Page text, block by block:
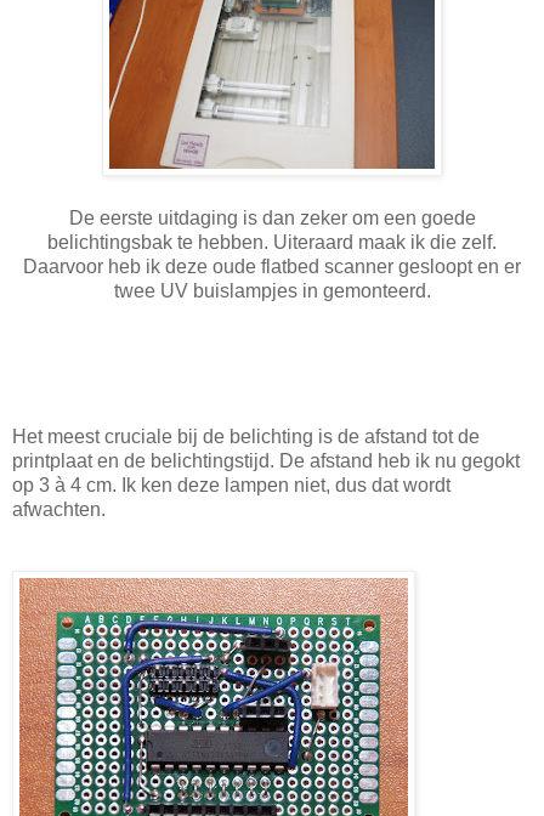
De eerste uitdaging is dan zeker om een goede
belichtingsbak te hebben. Uiteraard maak ik die zelf.
Daarvoor heb ik deze oude flatbed scanner gesloopt en er
twee UV buislampjes in gemonteerd.
Het meest cruciale bij de belichting is de afstand tot de
printplaat en de belichtingstijd. De afstand heb ik nu gegokt
op 3 à 4 cm. Ik ken deze lampen niet, dus dat wordt
afwachten.